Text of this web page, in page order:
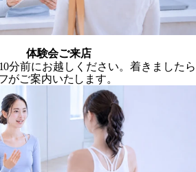
体験会ご来店
分前にお越しください。着きましたら
がご案内いたします。